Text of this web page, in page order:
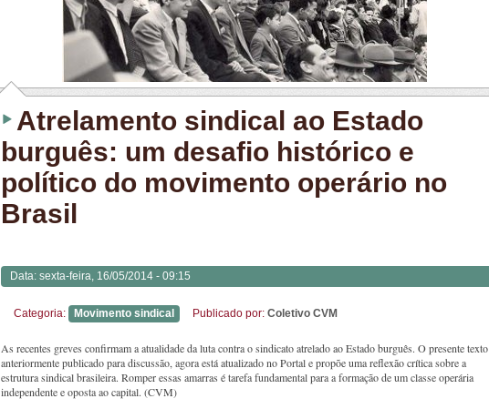
Atrelamento sindical ao Estado
burguês: um desafio histórico e
político do movimento operário no
Brasil
Data: sexta-feira, 16/05/2014 - 09:15
Categoria: Movimento sindical Publicado por: Coletivo CVM
As recentes greves confirmam a atualidade da luta contra o sindicato atrelado ao Estado burguês. O presente texto
anteriormente publicado para discussão, agora está atualizado no Portal e propõe uma reflexão crítica sobre a
estrutura sindical brasileira. Romper essas amarras é tarefa fundamental para a formação de um classe operária
independente e oposta ao capital. (CVM)